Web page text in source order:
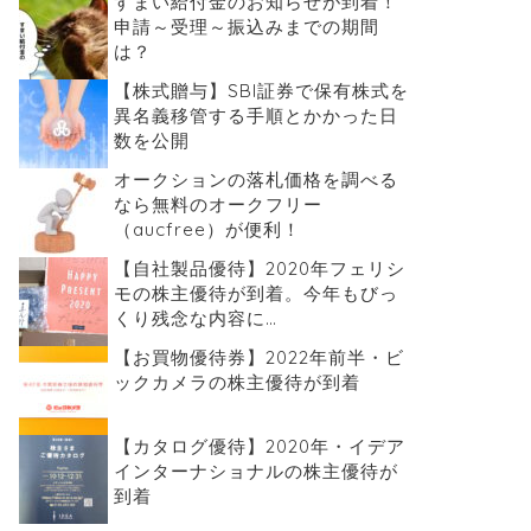
申請～受理～振込みまでの期間
は？
【株式贈与】SBI証券で保有株式を
異名義移管する手順とかかった日
数を公開
オークションの落札価格を調べる
なら無料のオークフリー
（aucfree）が便利！
【自社製品優待】2020年フェリシ
モの株主優待が到着。今年もびっ
くり残念な内容に…
【お買物優待券】2022年前半・ビ
ックカメラの株主優待が到着
【カタログ優待】2020年・イデア
インターナショナルの株主優待が
到着